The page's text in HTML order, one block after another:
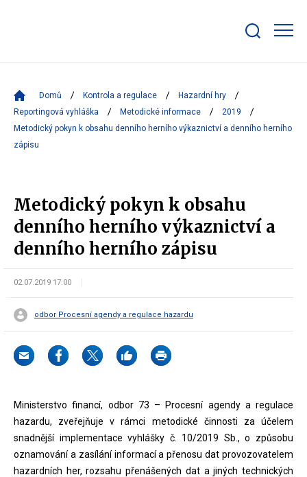
bar
Domů Kontrola a regulace
Hazardní hry
Reportingová vyhláška
Metodické informace
2019
Metodický pokyn k obsahu denního herního výkaznictví a denního herního
zápisu
Metodický pokyn k obsahu
denního herního výkaznictví a
denního herního zápisu
02.07.2019 17:00
odbor Procesní agendy a regulace hazardu
Ministerstvo financí, odbor 73 – Procesní agendy a regulace
hazardu, zveřejňuje v rámci metodické činnosti za účelem
snadnější implementace vyhlášky č. 10/2019 Sb., o způsobu
oznamování a zasílání informací a přenosu dat provozovatelem
hazardních her, rozsahu přenášených dat a jiných technických